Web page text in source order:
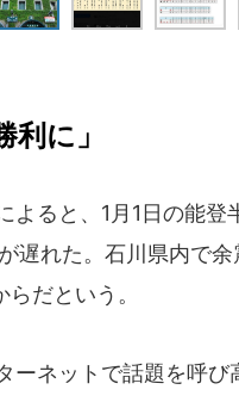
利に」
ると、1月1日の能登
遅れた。石川県内で
だという。
ーネットで話題を呼